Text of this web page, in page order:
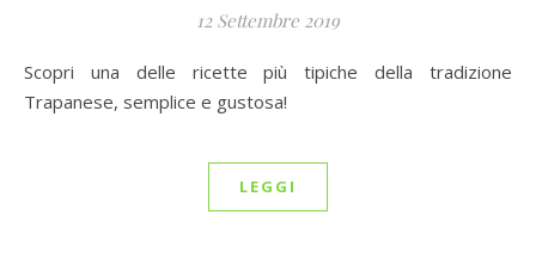
12 Settembre 2019
Scopri una delle ricette più tipiche della tradizione
Trapanese, semplice e gustosa!
LEGGI